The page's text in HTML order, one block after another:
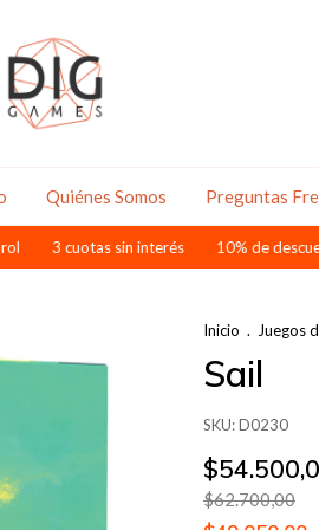
Quiénes Somos Preguntas
sin interés 10% de descuento
Inicio . Juegos
Sail
SKU:D0230
$62.700,00